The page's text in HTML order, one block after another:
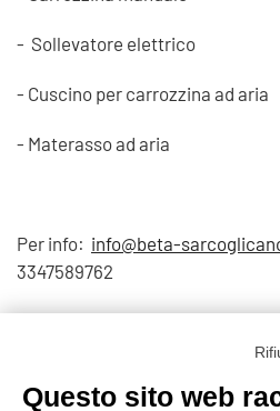
- Sollevatore elettrico
- Cuscino per carrozzina ad aria
- Materasso ad aria
Per info: info@beta-
3347589762
Questo sito web